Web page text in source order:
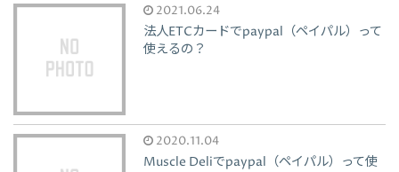
2021.06.24
法人ETCカードでpaypal（ペイパル）って
使えるの？
2020.11.04
Muscle Deliでpaypal（ペイパル）って使